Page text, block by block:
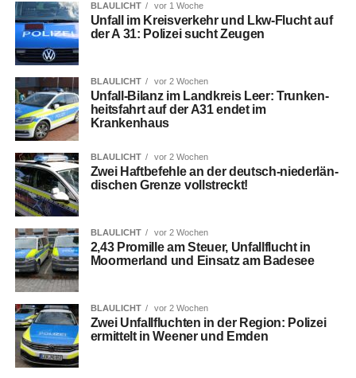
BLAULICHT vor 1 Woche
Unfall im Kreis­ver­kehr und Lkw-Flucht auf
der A 31: Poli­zei sucht Zeugen
BLAULICHT vor 2 Wochen
Unfall-Bilanz im Land­kreis Leer: Trun­ken­
heits­fahrt auf der A31 endet im
Krankenhaus
BLAULICHT vor 2 Wochen
Zwei Haft­be­feh­le an der deutsch-nie­der­län­
di­schen Gren­ze vollstreckt!
BLAULICHT vor 2 Wochen
2,43 Pro­mil­le am Steu­er, Unfall­flucht in
Moorm­er­land und Ein­satz am Badesee
BLAULICHT vor 2 Wochen
Zwei Unfall­fluch­ten in der Regi­on: Poli­zei
ermit­telt in Wee­ner und Emden